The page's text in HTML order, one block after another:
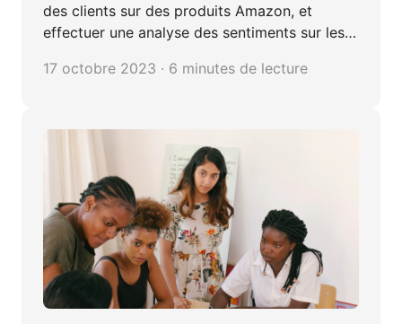
des clients sur des produits Amazon, et
effectuer une analyse des sentiments sur les
17 octobre 2023 · 6 minutes de lecture